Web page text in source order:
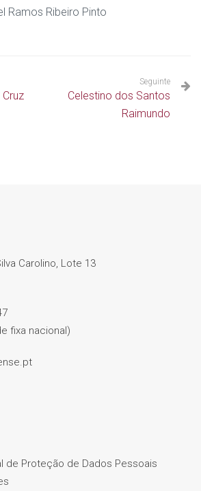
Ramos Ribeiro Pinto
Seguinte
Celestino dos Santos
Raimundo
Carolino, Lote 13
fixa nacional)
de Proteção de Dados Pessoais